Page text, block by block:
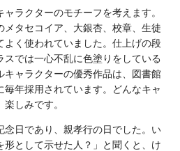
ャラクターのモチーフを考えます。
タセコイア、大銀杏、校章、生徒
よく使われていました。仕上げの段
では一心不乱に色塗りをしている
キャラクターの優秀作品は、図書館
年採用されています。どんなキャ
しみです。
念日であり、親孝行の日でした。い
形として示せた人？」と聞くと、け